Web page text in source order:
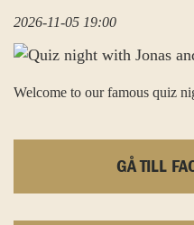
2026-11-05 19:00
Welcome to our famous quiz
GÅ TILL